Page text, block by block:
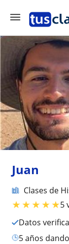
Juan
Clases de
★★★★★5
Datos
5 años